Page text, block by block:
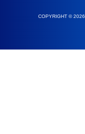
COPYRIGHT ©